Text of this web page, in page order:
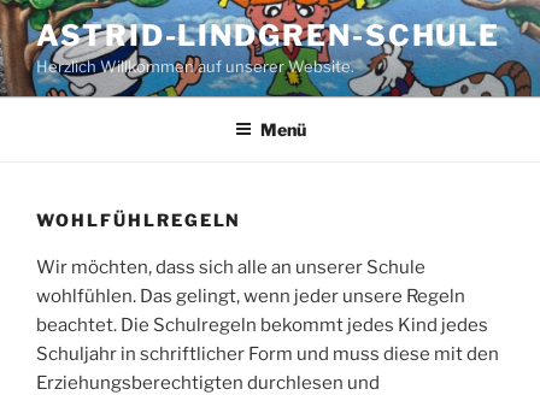
Zum
Inhalt
springen
ASTRID-LINDGREN-SCHULE
Herzlich Willkommen auf unserer Website.
Menü
WOHLFÜHLREGELN
Wir möchten, dass sich alle an unserer Schule
wohlfühlen. Das gelingt, wenn jeder unsere Regeln
beachtet. Die Schulregeln bekommt jedes Kind jedes
Schuljahr in schriftlicher Form und muss diese mit den
Erziehungsberechtigten durchlesen und